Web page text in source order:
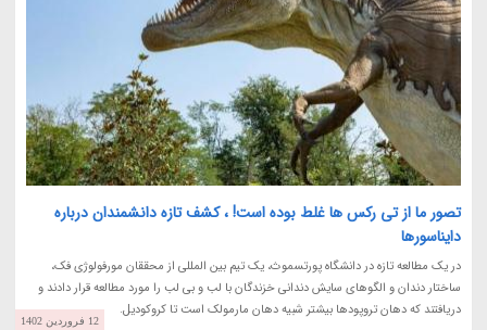
تصور ما از تی رکس ها غلط بوده است! ، کشف تازه دانشمندان درباره
دایناسورها
در یک مطالعه تازه در دانشگاه پورتسموث، یک تیم بین المللی از محققان مورفولوژی فک،
ساختار دندان و الگوهای سایش دندانی خزندگان با لب و بی لب را مورد مطالعه قرار دادند و
دریافتند که دهان تروپودها بیشتر شبیه دهان مارمولک است تا کروکودیل.
12 فروردین 1402